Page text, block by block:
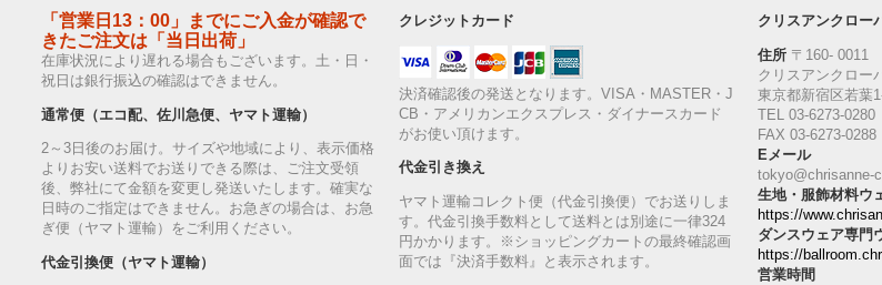
「営業日13：00」までにご入金が確認で
きたご注文は「当日出荷」
在庫状況により遅れる場合もございます。土・日・
祝日は銀行振込の確認はできません。
通常便（エコ配、佐川急便、ヤマト運輸）
2～3日後のお届け。サイズや地域により、表示価格
よりお安い送料でお送りできる際は、ご注文受領
後、弊社にて金額を変更し発送いたします。確実な
日時のご指定はできません。お急ぎの場合は、お急
ぎ便（ヤマト運輸）をご利用ください。
代金引換便（ヤマト運輸）
クレジットカード
決済確認後の発送となります。VISA・MASTER・J
CB・アメリカンエクスプレス・ダイナースカード
がお使い頂けます。
代金引き換え
ヤマト運輸コレクト便（代金引換便）でお送りしま
す。代金引換手数料として送料とは別途に一律324
円かかります。※ショッピングカートの最終確認画
面では『決済手数料』と表示されます。
クリスアンクロー
住所〒160‐ 0011
クリスアンクロー
東京都新宿区若葉
TEL 03-6273-0280
FAX 03-6273-0288
Eメール
tokyo@chrisanne-
生地・服飾材料ウ
https://
ダンスウェア専門
https://
営業時間